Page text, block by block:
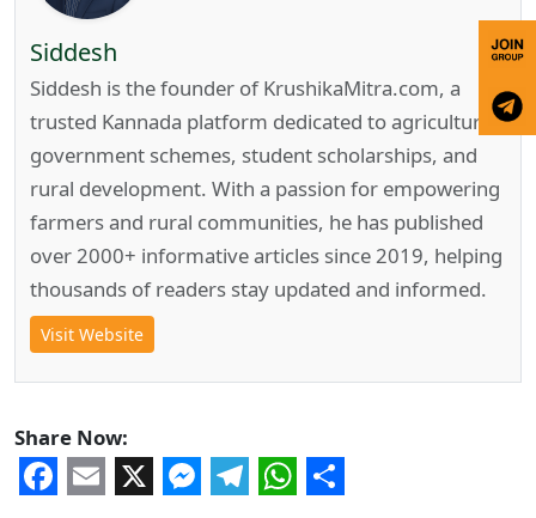
Siddesh
Siddesh is the founder of KrushikaMitra.com, a
trusted Kannada platform dedicated to agriculture,
government schemes, student scholarships, and
rural development. With a passion for empowering
farmers and rural communities, he has published
over 2000+ informative articles since 2019, helping
thousands of readers stay updated and informed.
Visit Website
Share Now: